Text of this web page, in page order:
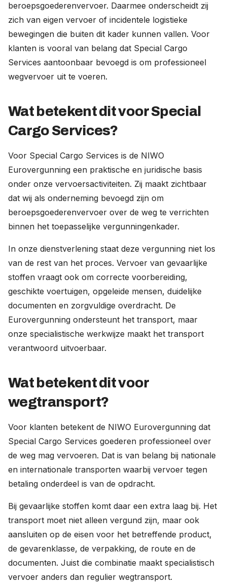
beroepsgoederenvervoer. Daarmee onderscheidt zij
zich van eigen vervoer of incidentele logistieke
bewegingen die buiten dit kader kunnen vallen. Voor
klanten is vooral van belang dat Special Cargo
Services aantoonbaar bevoegd is om professioneel
wegvervoer uit te voeren.
Wat betekent dit voor Special
Cargo Services?
Voor Special Cargo Services is de NIWO
Eurovergunning een praktische en juridische basis
onder onze vervoersactiviteiten. Zij maakt zichtbaar
dat wij als onderneming bevoegd zijn om
beroepsgoederenvervoer over de weg te verrichten
binnen het toepasselijke vergunningenkader.
In onze dienstverlening staat deze vergunning niet los
van de rest van het proces. Vervoer van gevaarlijke
stoffen vraagt ook om correcte voorbereiding,
geschikte voertuigen, opgeleide mensen, duidelijke
documenten en zorgvuldige overdracht. De
Eurovergunning ondersteunt het transport, maar
onze specialistische werkwijze maakt het transport
verantwoord uitvoerbaar.
Wat betekent dit voor
wegtransport?
Voor klanten betekent de NIWO Eurovergunning dat
Special Cargo Services goederen professioneel over
de weg mag vervoeren. Dat is van belang bij nationale
en internationale transporten waarbij vervoer tegen
betaling onderdeel is van de opdracht.
Bij gevaarlijke stoffen komt daar een extra laag bij. Het
transport moet niet alleen vergund zijn, maar ook
aansluiten op de eisen voor het betreffende product,
de gevarenklasse, de verpakking, de route en de
documenten. Juist die combinatie maakt specialistisch
vervoer anders dan regulier wegtransport.